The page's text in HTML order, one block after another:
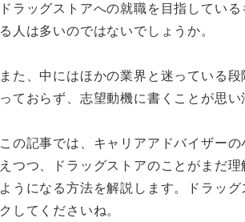
ドラッグストアへの就職を目指してい
る人は多いのではないでしょうか。
また、中にはほかの業界と迷っている
っておらず、志望動機に書くことが思い
この記事では、キャリアアドバイザー
えつつ、ドラッグストアのことがまだ
ようになる方法を解説します。ドラッ
クしてくださいね。